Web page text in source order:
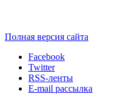
Полная версия сайта
Facebook
Twitter
RSS-ленты
E-mail рассылка